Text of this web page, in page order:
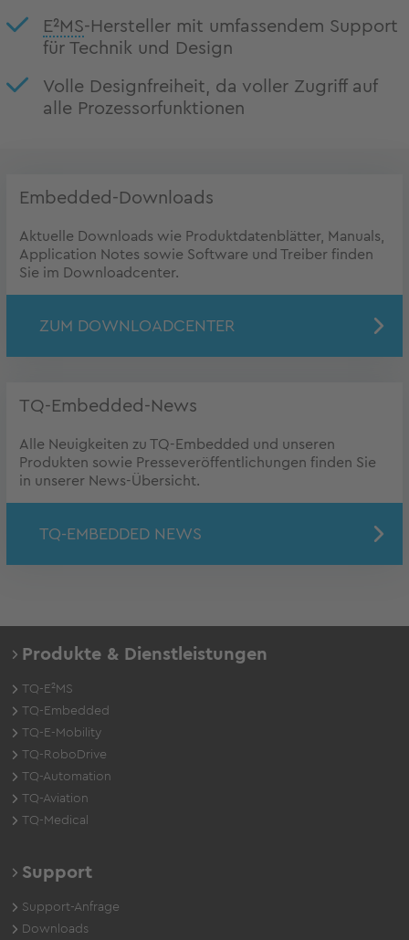
E²MS-Hersteller mit umfassendem Support
für Technik und Design
Volle Designfreiheit, da voller Zugriff auf
alle Prozessorfunktionen
Embedded-Downloads
Aktuelle Downloads wie Produktdatenblätter, Manuals,
Application Notes sowie Software und Treiber finden
Sie im Downloadcenter.
ZUM DOWNLOADCENTER
TQ-Embedded-News
Alle Neuigkeiten zu TQ-Embedded und unseren
Produkten sowie Presseveröffentlichungen finden Sie
in unserer News-Übersicht.
TQ-EMBEDDED NEWS
Produkte & Dienstleistungen
TQ-E²MS
TQ-Embedded
TQ-E-Mobility
TQ-RoboDrive
TQ-Automation
TQ-Aviation
TQ-Medical
Support
Support-Anfrage
Downloads